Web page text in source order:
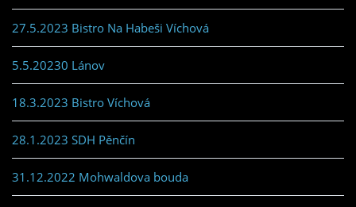
27.5.2023 Bistro Na Habeši Víchová
5.5.20230 Lánov
18.3.2023 Bistro Víchová
28.1.2023 SDH Pěnčín
31.12.2022 Mohwaldova bouda